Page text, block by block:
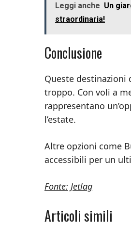
Leggi anche Un
straordinaria!
Conclusione
Queste destinazioni
troppo. Con voli a
rappresentano
l’estate.
Altre opzioni come
accessibili per un
Fonte: Jetlag
Articoli simili